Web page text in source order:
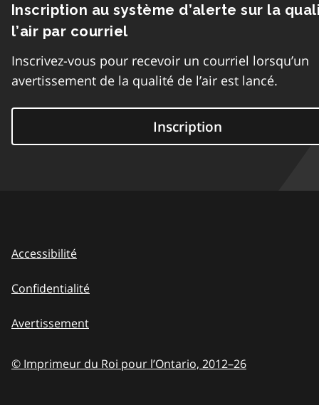
Inscription au système d’alerte sur la
l’air par courriel
Inscrivez-vous pour recevoir un courriel lorsqu’un
avertissement de la qualité de l’air est lancé.
Inscription
Accessibilité
Confidentialité
Avertissement
© Imprimeur du Roi pour l’Ontario, 2012–26